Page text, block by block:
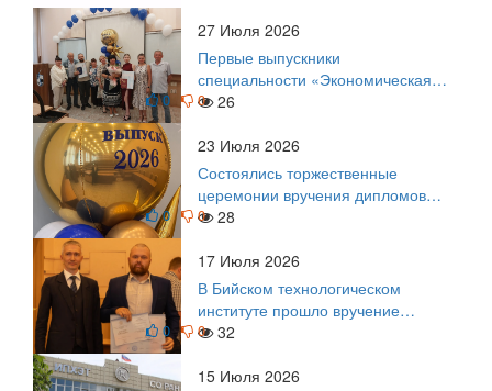
27 Июля 2026
Первые выпускники
специальности «Экономическая
безопасность»
0 0 26
23 Июля 2026
Состоялись торжественные
церемонии вручения дипломов
выпускникам БТИ
0 0 28
17 Июля 2026
В Бийском технологическом
институте прошло вручение
дипломов
0 0 32
15 Июля 2026